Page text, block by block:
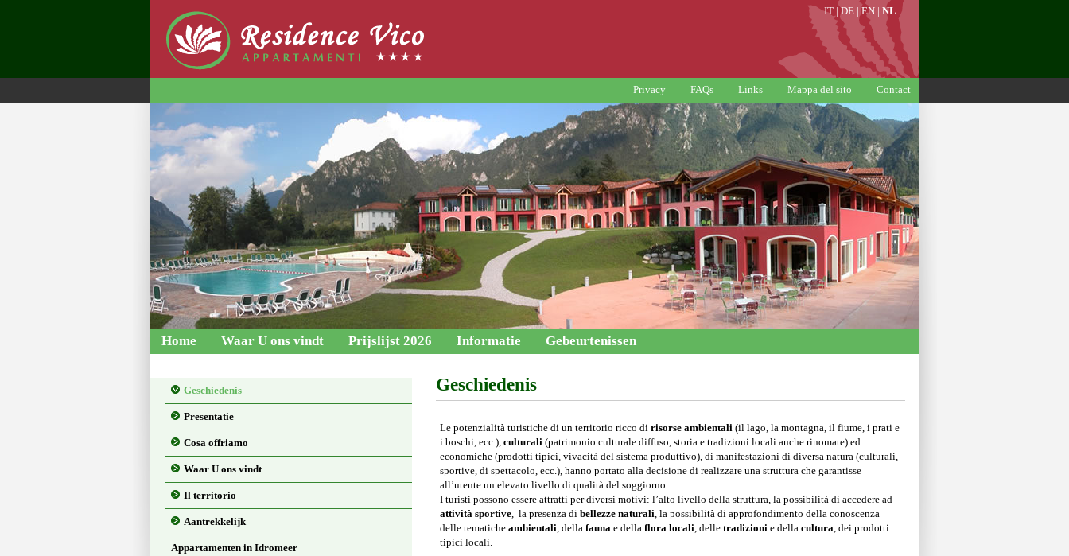
IT |DE |EN | NL
Privacy FAQs Links Mappa del sito Contact
Home Waar U ons vindt Prijslijst 2026 Informatie Gebeurtenissen
Geschiedenis
Presentatie
Cosa offriamo
Waar U ons vindt
Il territorio
Aantrekkelijk
Appartamenten in Idromeer
Geschiedenis
Le potenzialità turistiche di un territorio ricco di risorse ambientali (il lago, la montagna, il fiume, i prati e
i boschi, ecc.), culturali (patrimonio culturale diffuso, storia e tradizioni locali anche rinomate) ed
economiche (prodotti tipici, vivacità del sistema produttivo), di manifestazioni di diversa natura (culturali,
sportive, di spettacolo, ecc.), hanno portato alla decisione di realizzare una struttura che garantisse
all’utente un elevato livello di qualità del soggiorno.
I turisti possono essere attratti per diversi motivi: l’alto livello della struttura, la possibilità di accedere ad
attività sportive, la presenza di bellezze naturali, la possibilità di approfondimento della conoscenza
delle tematiche ambientali, della fauna e della flora locali, delle tradizioni e della cultura, dei prodotti
tipici locali.